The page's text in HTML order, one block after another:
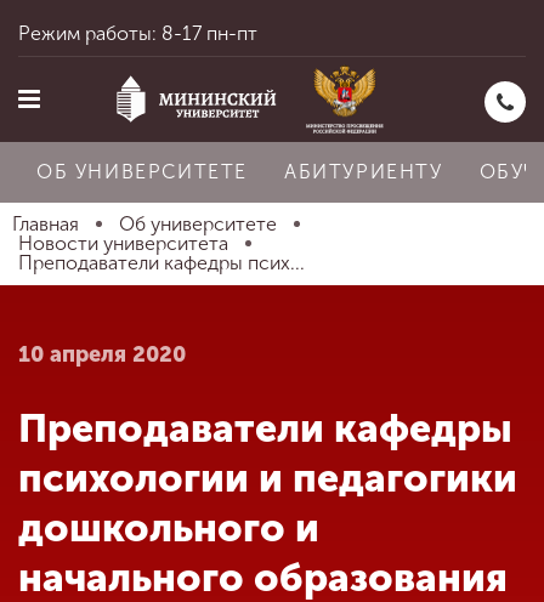
Главная
Абитуриенту
Обучение
Режим работы: 8-17 пн-пт
ОБ УНИВЕРСИТЕТЕ АБИТУРИЕНТУ
Главная
Об университете
Новости университета
Преподаватели кафедры псих...
10 апреля 2020
Преподаватели кафедры
психологии и педагогики
дошкольного и
начального образования